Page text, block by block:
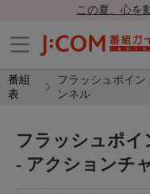
この夏、心を
番組
表
フラッシュポイン
ンネル
フラッシュポイ
- アクションチ